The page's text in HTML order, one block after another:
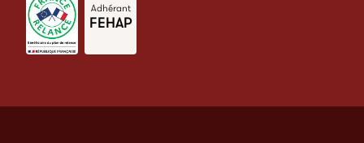
Adhérant
FEHAP